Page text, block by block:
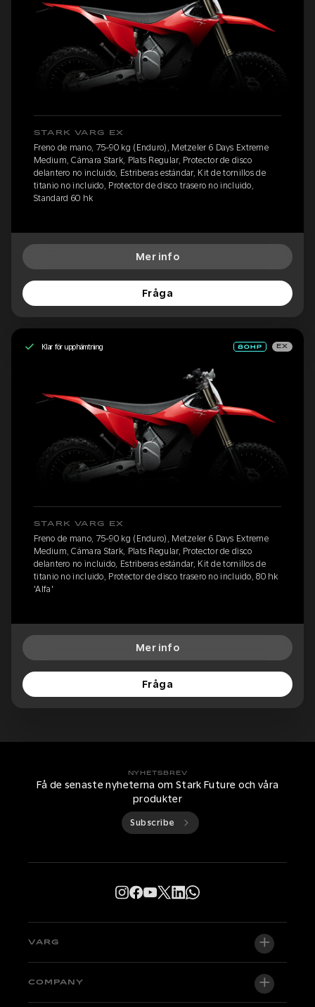
STARK VARG EX
Freno de mano, 75-90 kg (Enduro), Metzeler 6 Days Extreme
Medium, Cámara Stark, Plats Regular, Protector de disco
delantero no incluido, Estriberas estándar, Kit de tornillos de
titanio no incluido, Protector de disco trasero no incluido,
Standard 60 hk
Mer info
Fråga
Klar för upphämtning EX
STARK VARG EX
Freno de mano, 75-90 kg (Enduro), Metzeler 6 Days Extreme
Medium, Cámara Stark, Plats Regular, Protector de disco
delantero no incluido, Estriberas estándar, Kit de tornillos de
titanio no incluido, Protector de disco trasero no incluido, 80 hk
'Alfa'
Mer info
Fråga
NYHETSBREV
Få de senaste nyheterna om Stark Future och våra
produkter
Subscribe
VARG
VARG EX
COMPANY